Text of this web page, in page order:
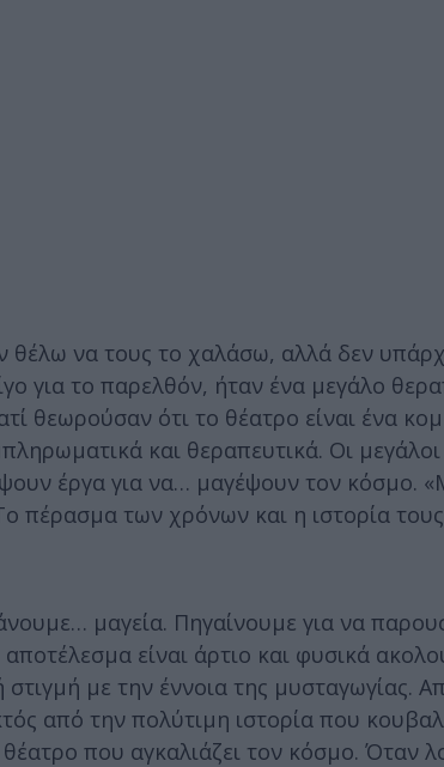
θέλω να τους το χαλάσω, αλλά δεν
για το παρελθόν, ήταν ένα μεγάλο
θεωρούσαν ότι το θέατρο είναι ένα
και θεραπευτικά. Οι
έργα για να… μαγέψουν τον κόσμο.
πέρασμα των χρόνων και η ιστορία τους
μαγεία. Πηγαίνουμε για να
είναι άρτιο και φυσικά
με την έννοια της μυσταγωγίας.
από την πολύτιμη ιστορία που
που αγκαλιάζει τον κόσμο. Όταν